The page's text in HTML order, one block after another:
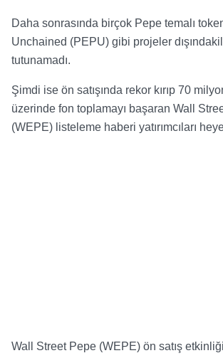
Daha sonrasında birçok Pepe temalı
Unchained (PEPU) gibi projeler
tutunamadı.
Şimdi ise ön satışında rekor kırıp 70
üzerinde fon toplamayı başaran Wall
(WEPE) listeleme haberi yatırımcıları
Wall Street Pepe (WEPE) ön satış